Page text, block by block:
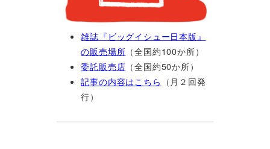
雑誌『ビッグイシュー日本版』
の販売場所 （全国約100か所）
委託販売店 （全国約50か所）
記事の内容はこちら （月２回発
行）